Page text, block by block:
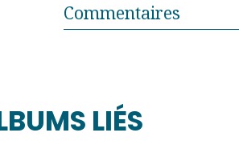
Commentaires
LIÉS